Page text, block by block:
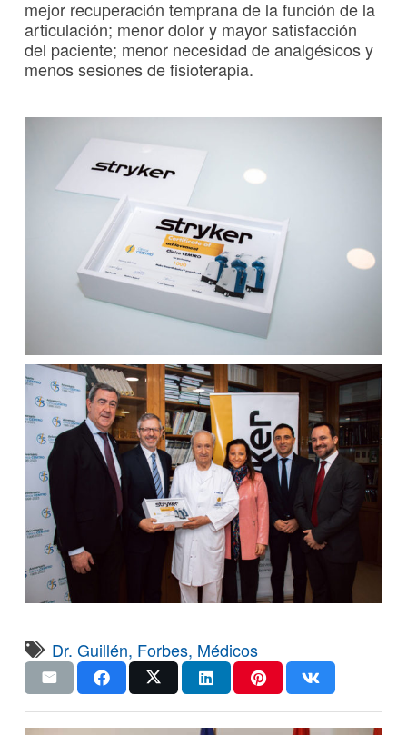
mejor recuperación temprana de la función de la
articulación; menor dolor y mayor satisfacción
del paciente; menor necesidad de analgésicos y
menos sesiones de fisioterapia.
Dr. Guillén, Forbes, Médicos